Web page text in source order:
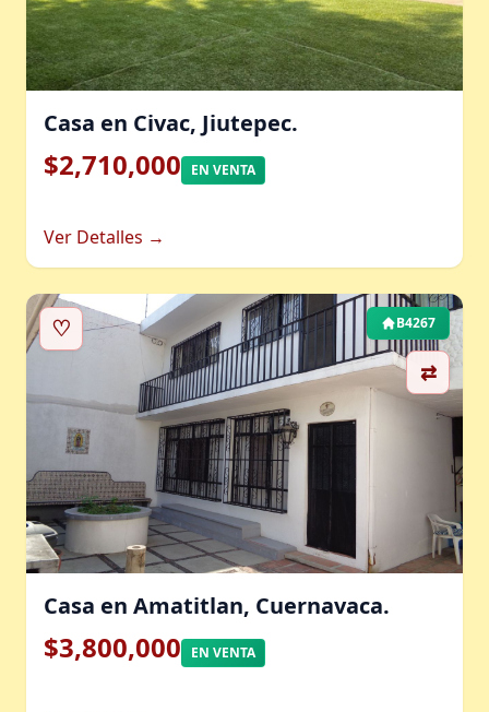
Casa en Civac, Jiutepec.
$2,710,000 EN VENTA
Ver Detalles →
♡
⇄
B4267
Casa en Amatitlan, Cuernavaca.
$3,800,000 EN VENTA